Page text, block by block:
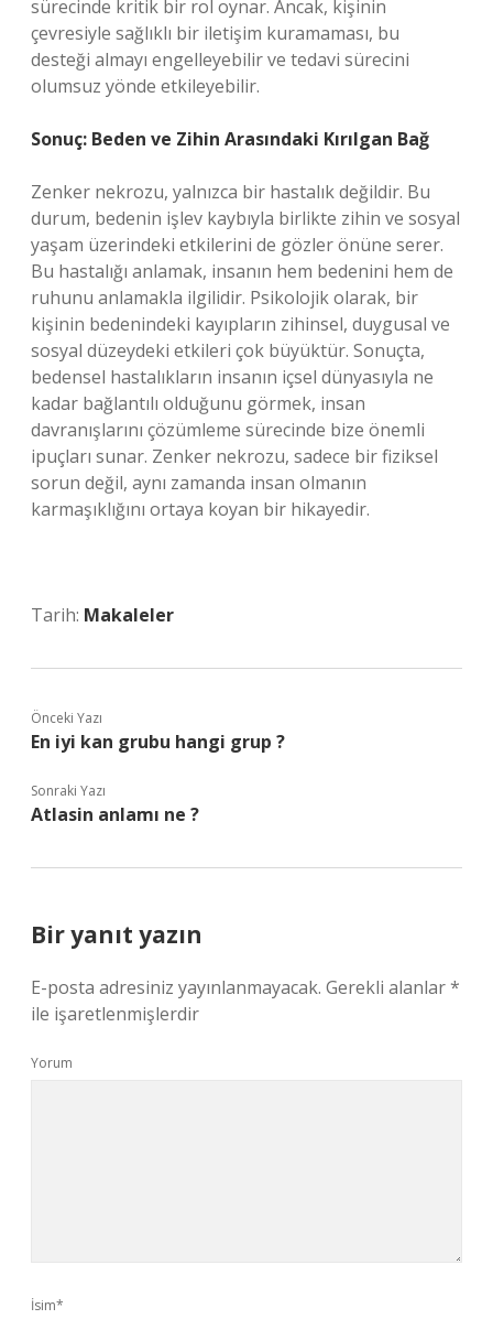
sürecinde kritik bir rol oynar. Ancak, kişinin
çevresiyle sağlıklı bir iletişim kuramaması, bu
desteği almayı engelleyebilir ve tedavi sürecini
olumsuz yönde etkileyebilir.
Sonuç: Beden ve Zihin Arasındaki Kırılgan Bağ
Zenker nekrozu, yalnızca bir hastalık değildir. Bu
durum, bedenin işlev kaybıyla birlikte zihin ve sosyal
yaşam üzerindeki etkilerini de gözler önüne serer.
Bu hastalığı anlamak, insanın hem bedenini hem de
ruhunu anlamakla ilgilidir. Psikolojik olarak, bir
kişinin bedenindeki kayıpların zihinsel, duygusal ve
sosyal düzeydeki etkileri çok büyüktür. Sonuçta,
bedensel hastalıkların insanın içsel dünyasıyla ne
kadar bağlantılı olduğunu görmek, insan
davranışlarını çözümleme sürecinde bize önemli
ipuçları sunar. Zenker nekrozu, sadece bir fiziksel
sorun değil, aynı zamanda insan olmanın
karmaşıklığını ortaya koyan bir hikayedir.
Tarih: Makaleler
Önceki Yazı
En iyi kan grubu hangi grup ?
Sonraki Yazı
Atlasin anlamı ne ?
Bir yanıt yazın
E-posta adresiniz yayınlanmayacak. Gerekli alanlar*
ile işaretlenmişlerdir
Yorum
İsim*